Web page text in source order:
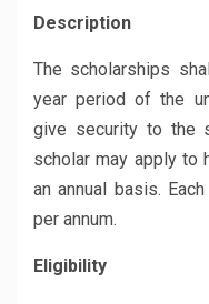
Description
The scholarships
year period of the
give security to the
scholar may apply to
an annual basis.
per annum.
Eligibility